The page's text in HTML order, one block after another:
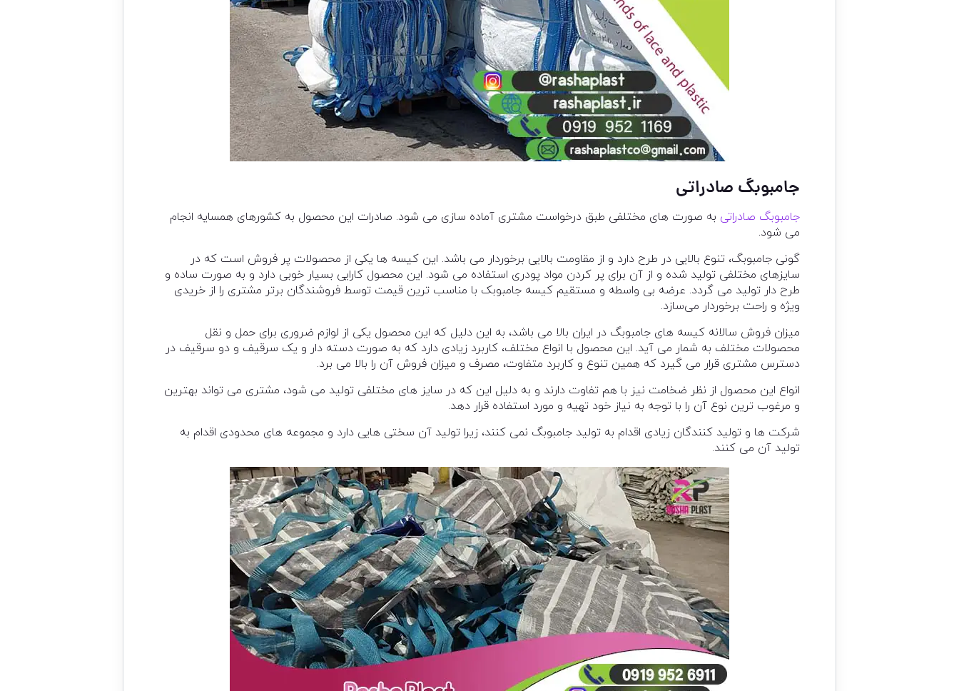
جامبوبگ صادراتی
جامبوبگ صادراتی به صورت های مختلفی طبق درخواست مشتری آماده سازی می شود. صادرات این محصول به کشورهای همسایه انجام
می شود.
گونی جامبوبگ، تنوع بالایی در طرح دارد و از مقاومت بالایی برخوردار می باشد. این کیسه ها یکی از محصولات پر فروش است که در
سایزهای مختلفی تولید شده و از آن برای پر کردن مواد پودری استفاده می شود. این محصول کارایی بسیار خوبی دارد و به صورت ساده و
طرح دار تولید می گردد. عرضه بی واسطه و مستقیم کیسه جامبوبک با مناسب ترین قیمت توسط فروشندگان برتر مشتری را از خریدی
ویژه و راحت برخوردار می‌سازد.
میزان فروش سالانه کیسه های جامبوبگ در ایران بالا می باشد، به این دلیل که این محصول یکی از لوازم ضروری برای حمل و نقل
محصولات مختلف به شمار می آید. این محصول با انواع مختلف، کاربرد زیادی دارد که به صورت دسته دار و یک سرقیف و دو سرقیف در
دسترس مشتری قرار می گیرد که همین تنوع و کاربرد متفاوت، مصرف و میزان فروش آن را بالا می برد.
انواع این محصول از نظر ضخامت نیز با هم تفاوت دارند و به دلیل این که در سایز های مختلفی تولید می شود، مشتری می تواند بهترین
و مرغوب ترین نوع آن را با توجه به نیاز خود تهیه و مورد استفاده قرار دهد.
شرکت ها و تولید کنندگان زیادی اقدام به تولید جامبوبگ نمی کنند، زیرا تولید آن سختی هایی دارد و مجموعه های محدودی اقدام به
تولید آن می کنند.